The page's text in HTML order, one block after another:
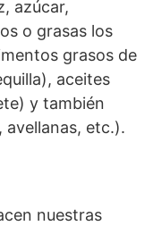
azúcar,
o grasas los
grasos de
aceites
y también
etc.).
nuestras